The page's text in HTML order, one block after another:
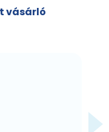
vásárló